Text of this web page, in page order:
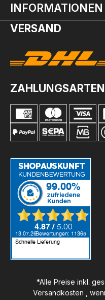
INFORMATIONEN
VERSAND
ZAHLUNGSARTEN
*Alle Preise inkl.
Versandkosten ,